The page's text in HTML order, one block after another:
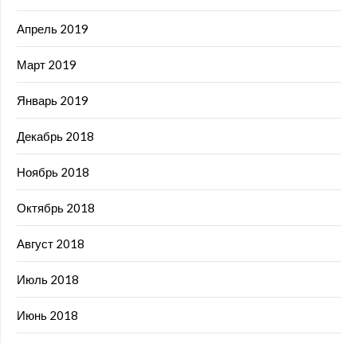
Апрель 2019
Март 2019
Январь 2019
Декабрь 2018
Ноябрь 2018
Октябрь 2018
Август 2018
Июль 2018
Июнь 2018